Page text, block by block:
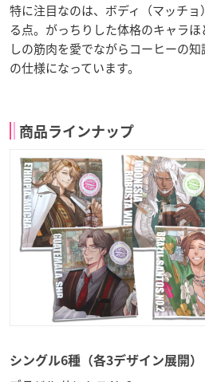
特に注目なのは、ボディ（マッチ
る点。がっちりした体格のキャラ
しの筋肉を愛でながらコーヒーの
の仕様になっています。
商品ラインナップ
シングル6種（各3デザイン展開）